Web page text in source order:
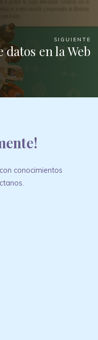
SIGUIENTE
datos en la Web
conocimientos